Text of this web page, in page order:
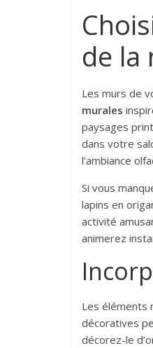
de la
Les murs de
murales
paysages
dans votre
l’ambiance
Si vous
lapins en
activité
animerez
Les éléments
décoratives
décorez-le